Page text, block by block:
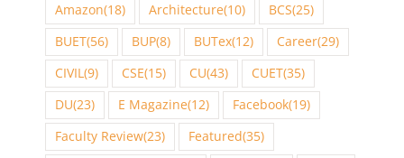
Amazon(18) Architecture(10) BCS(25)
BUET(56) BUP(8) BUTex(12) Career(29)
CIVIL(9) CSE(15) CU(43) CUET(35)
DU(23) E Magazine(12) Facebook(19)
Faculty Review(23) Featured(35)